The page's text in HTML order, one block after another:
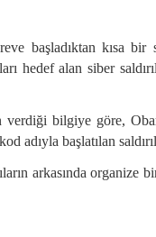
başladıktan kısa bir
alan siber
bilgiye göre,
başlatılan
arkasında organize